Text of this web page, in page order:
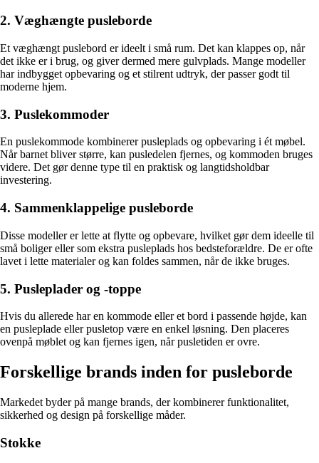
2. Væghængte pusleborde
Et væghængt puslebord er ideelt i små rum. Det kan klappes op, når
det ikke er i brug, og giver dermed mere gulvplads. Mange modeller
har indbygget opbevaring og et stilrent udtryk, der passer godt til
moderne hjem.
3. Puslekommoder
En puslekommode kombinerer pusleplads og opbevaring i ét møbel.
Når barnet bliver større, kan pusledelen fjernes, og kommoden bruges
videre. Det gør denne type til en praktisk og langtidsholdbar
investering.
4. Sammenklappelige pusleborde
Disse modeller er lette at flytte og opbevare, hvilket gør dem ideelle til
små boliger eller som ekstra pusleplads hos bedsteforældre. De er ofte
lavet i lette materialer og kan foldes sammen, når de ikke bruges.
5. Pusleplader og -toppe
Hvis du allerede har en kommode eller et bord i passende højde, kan
en pusleplade eller pusletop være en enkel løsning. Den placeres
ovenpå møblet og kan fjernes igen, når pusletiden er ovre.
Forskellige brands inden for pusleborde
Markedet byder på mange brands, der kombinerer funktionalitet,
sikkerhed og design på forskellige måder.
Stokke